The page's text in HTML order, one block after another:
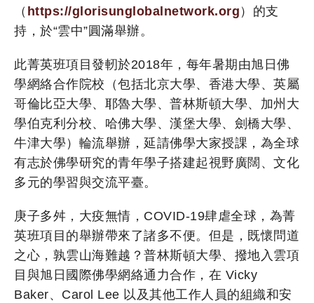
（ https://glorisunglobalnetwork.org ）的支
持，於“雲中”圓滿舉辦。
此菁英班項目發軔於2018年，每年暑期由旭日佛
學網絡合作院校（包括北京大學、香港大學、英屬
哥倫比亞大學、耶魯大學、普林斯頓大學、加州大
學伯克利分校、哈佛大學、漢堡大學、劍橋大學、
牛津大學）輪流舉辦，延請佛學大家授課，為全球
有志於佛學研究的青年學子搭建起視野廣闊、文化
多元的學習與交流平臺。
庚子多舛，大疫無情，COVID-19肆虐全球，為菁
英班項目的舉辦帶來了諸多不便。但是，既懷問道
之心，孰雲山海難越？普林斯頓大學、撥地入雲項
目與旭日國際佛學網絡通力合作，在 Vicky
Baker、Carol Lee 以及其他工作人員的組織和安